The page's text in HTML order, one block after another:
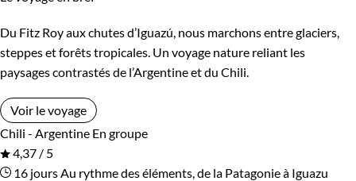
Du Fitz Roy aux chutes d’Iguazú, nous marchons entre glaciers,
steppes et forêts tropicales. Un voyage nature reliant les
paysages contrastés de l’Argentine et du Chili.
Voir le voyage
Chili - Argentine En groupe
4,37 / 5
16 jours Au rythme des éléments, de la Patagonie à Iguazu